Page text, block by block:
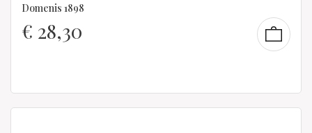
Domenis 1898
€ 28,30